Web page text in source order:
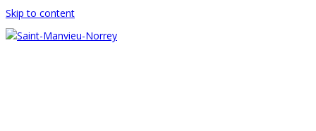
Skip to content